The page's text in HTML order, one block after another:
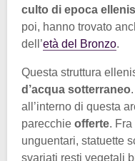
culto di epoca
poi, hanno trovato
dell’età del Bronzo.
Questa struttura
d’acqua sotterraneo
all’interno di questa
parecchie offerte.
unguentari, statuette
svariati resti vegetali